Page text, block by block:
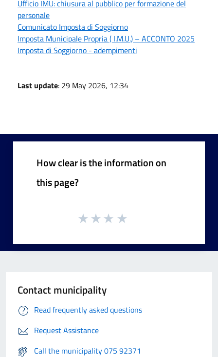
Ufficio IMU: chiusura al pubblico per formazione del
personale
Comunicato Imposta di Soggiorno
Imposta Municipale Propria ( I.M.U.) – ACCONTO 2025
Imposta di Soggiorno - adempimenti
Last update: 29 May 2026, 12:34
How clear is the information on
this page?
Contact municipality
Read frequently asked questions
Request Assistance
Call the municipality 075 92371